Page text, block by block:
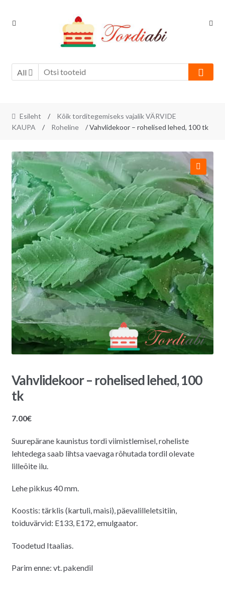
Skip
Skip
All
Esileht /
Kõik torditegemiseks vajalik VÄRVIDE
KAUPA
/ Roheline / Vahvlidekoor – rohelised lehed, 100 tk
Vahvlidekoor – rohelised lehed, 100
tk
7.00€
Suurepärane kaunistus tordi viimistlemisel, roheliste
lehtedega saab lihtsa vaevaga rõhutada tordil olevate
lilleõite ilu.
Lehe pikkus 40 mm.
Koostis: tärklis (kartuli, maisi), päevalilleletsitiin,
toiduvärvid: E133, E172, emulgaator.
Toodetud Itaalias.
Parim enne: vt. pakendil